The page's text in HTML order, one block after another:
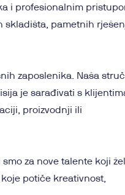
i profesionalnim
skladišta, pametnih
zaposlenika. Naša
je sarađivati s
proizvodnji ili
za nove talente koji
potiče kreativnost,